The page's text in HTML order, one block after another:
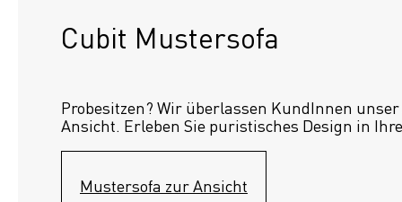
Cubit Mustersofa
Probesitzen? Wir überlassen KundInnen unser
Ansicht. Erleben Sie puristisches Design in
Mustersofa zur Ansicht